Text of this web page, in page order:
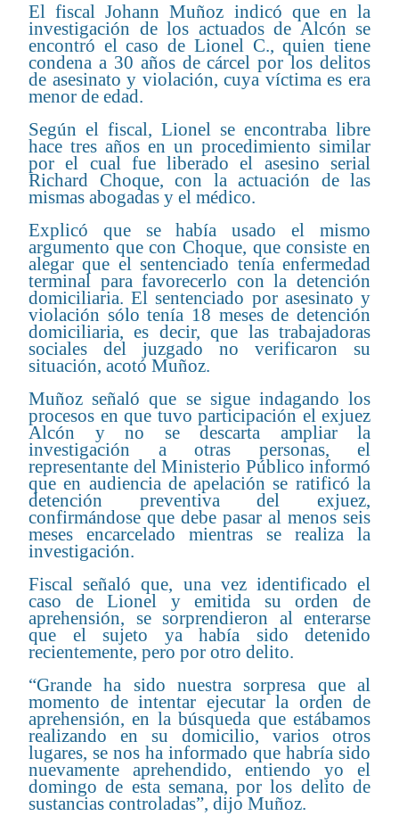
El fiscal Johann Muñoz indicó que en la
investigación de los actuados de Alcón se
encontró el caso de Lionel C., quien tiene
condena a 30 años de cárcel por los delitos
de asesinato y violación, cuya víctima es era
menor de edad.
Según el fiscal, Lionel se encontraba libre
hace tres años en un procedimiento similar
por el cual fue liberado el asesino serial
Richard Choque, con la actuación de las
mismas abogadas y el médico.
Explicó que se había usado el mismo
argumento que con Choque, que consiste en
alegar que el sentenciado tenía enfermedad
terminal para favorecerlo con la detención
domiciliaria. El sentenciado por asesinato y
violación sólo tenía 18 meses de detención
domiciliaria, es decir, que las trabajadoras
sociales del juzgado no verificaron su
situación, acotó Muñoz.
Muñoz señaló que se sigue indagando los
procesos en que tuvo participación el exjuez
Alcón y no se descarta ampliar la
investigación a otras personas, el
representante del Ministerio Público informó
que en audiencia de apelación se ratificó la
detención preventiva del exjuez,
confirmándose que debe pasar al menos seis
meses encarcelado mientras se realiza la
investigación.
Fiscal señaló que, una vez identificado el
caso de Lionel y emitida su orden de
aprehensión, se sorprendieron al enterarse
que el sujeto ya había sido detenido
recientemente, pero por otro delito.
“Grande ha sido nuestra sorpresa que al
momento de intentar ejecutar la orden de
aprehensión, en la búsqueda que estábamos
realizando en su domicilio, varios otros
lugares, se nos ha informado que habría sido
nuevamente aprehendido, entiendo yo el
domingo de esta semana, por los delito de
sustancias controladas”, dijo Muñoz.